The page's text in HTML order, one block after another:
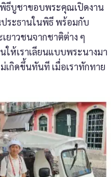
พิธีบูชาขอบพระคุณเปิดงาน
ประธานในพิธี พร้อมกับ
ยาวชนจากชาติต่าง ๆ
ห้เราเลียนแบบพระนางมา
กิดขึ้นทันที เมื่อเราทักทาย